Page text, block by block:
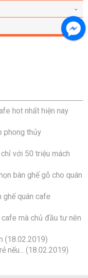
hot nhất hiện nay
phong thủy
với 50 triệu mách
bàn ghế gỗ cho quán
ghế quán cafe
cafe mà chủ đầu tư nên
(18.02.2019)
nếu... (18.02.2019)